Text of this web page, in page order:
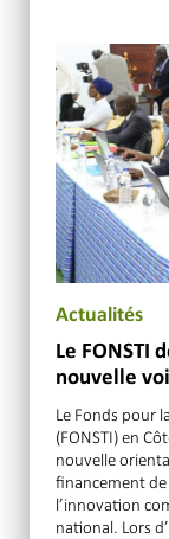
Actualités
Le FONSTI
nouvelle
Le Fonds pour
(FONSTI) en
nouvelle
financement
l’innovation
national. Lors